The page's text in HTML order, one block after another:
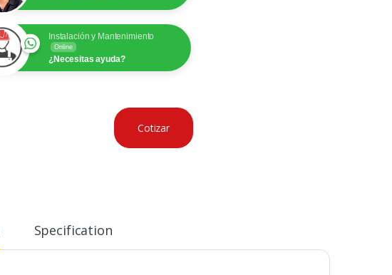
Instalación y Mantenimiento
Online
¿Necesitas ayuda?
Cotizar
Specification